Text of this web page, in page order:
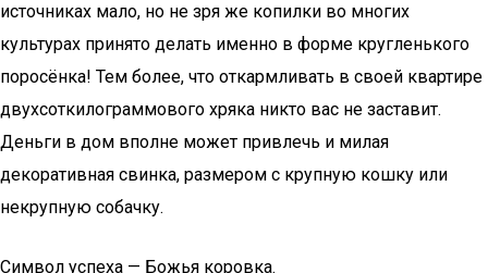
источниках мало, но не зря же копилки во многих
культурах принято делать именно в форме кругленького
поросёнка! Тем более, что откармливать в своей квартире
двухсоткилограммового хряка никто вас не заставит.
Деньги в дом вполне может привлечь и милая
декоративная свинка, размером с крупную кошку или
некрупную собачку.
Символ успеха — Божья коровка.